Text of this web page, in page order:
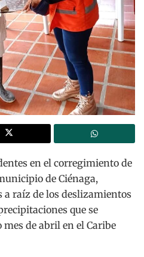
en el corregimiento de
de Ciénaga,
raíz de los deslizamientos
que se
de abril en el Caribe